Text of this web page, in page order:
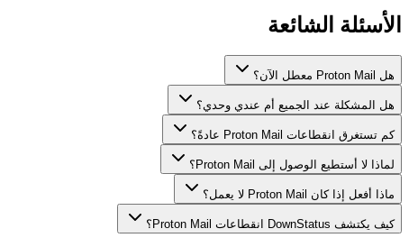
الأسئلة الشائعة
هل Proton Mail معطل الآن؟
هل المشكلة عند الجميع أم عندي وحدي؟
كم تستغرق انقطاعات Proton Mail عادةً؟
لماذا لا أستطيع الوصول إلى Proton Mail؟
ماذا أفعل إذا كان Proton Mail لا يعمل؟
كيف يكتشف DownStatus انقطاعات Proton Mail؟